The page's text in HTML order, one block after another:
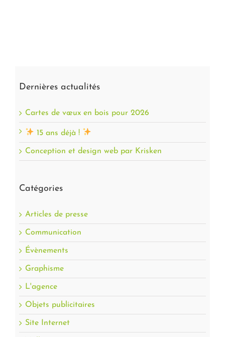
Dernières actualités
Cartes de vœux en bois pour 2026
15 ans déjà !
Conception et design web par Krisken
Catégories
Articles de presse
Communication
Évènements
Graphisme
L'agence
Objets publicitaires
Site Internet